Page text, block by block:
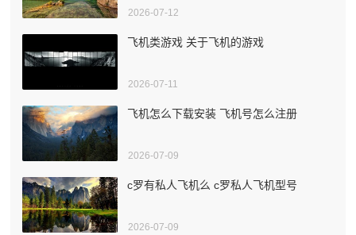
2026-07-12
飞机类游戏 关于飞机的游戏
2026-07-11
飞机怎么下载安装 飞机号怎么注册
2026-07-09
c罗有私人飞机么 c罗私人飞机型号
2026-07-09